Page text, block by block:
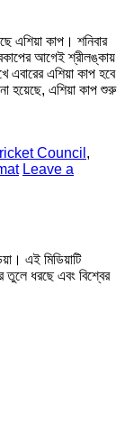
এশিয়া কাপ। শনিবার
আগেই শ্রীলঙ্কায়
এবারের এশিয়া কাপ হবে
হয়েছে, এশিয়া কাপ শুরু
Council ,
Leave a
এই মিডিয়াটি
তুলে ধরছে এবং বিশ্বের